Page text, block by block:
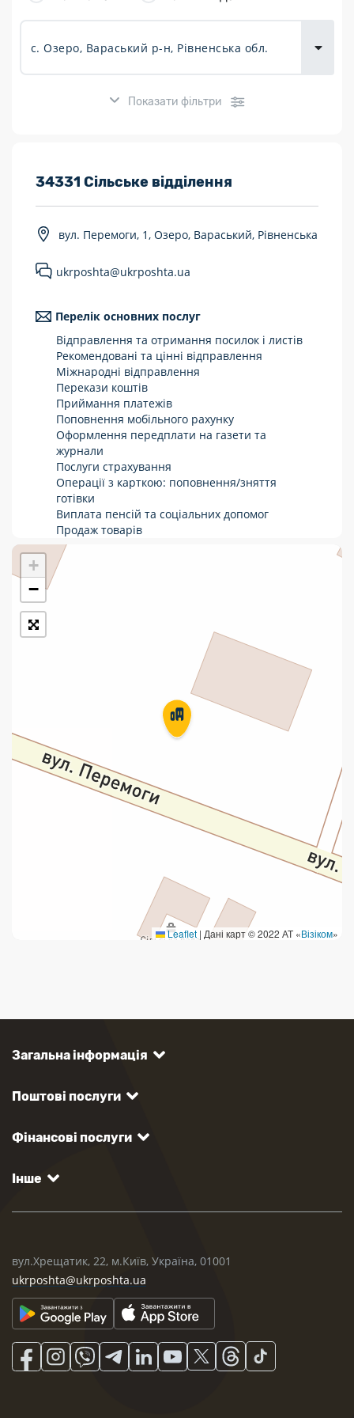
Показати фільтри
Розклад роботи:
Працюють у вихідні
Укрпошта Експрес/тариф «Пріоритетний»
Укрпошта Стандарт/тариф «Базовий»
Доставка за межі України
Прийом вантажів
Фінансові послуги:
Термінові перекази
Перекази
Комунальні та інші платежі
34331 Сільське відділення
вул. Перемоги, 1, Озеро, Вараський, Рівненська
ukrposhta@ukrposhta.ua
Перелік основних послуг
Відправлення та отримання посилок і листів
Рекомендовані та цінні відправлення
Міжнародні відправлення
Перекази коштів
Приймання платежів
Поповнення мобільного рахунку
Оформлення передплати на газети та
журнали
Послуги страхування
Операції з карткою: поповнення/зняття
готівки
Виплата пенсій та соціальних допомог
Продаж товарів
Продаж марок та паковання
+
−
Leaflet | Дані карт © 2022 АТ «Візіком»
Загальна інформація
Поштові послуги
Фінансові послуги
Інше
вул.Хрещатик, 22, м.Київ, Україна, 01001
ukrposhta@ukrposhta.ua